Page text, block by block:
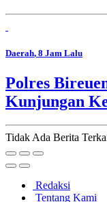
Daerah, 8 Jam Lalu
Polres
Kunjungan
Tidak Ada Berita
Redaksi
Tentang Kami